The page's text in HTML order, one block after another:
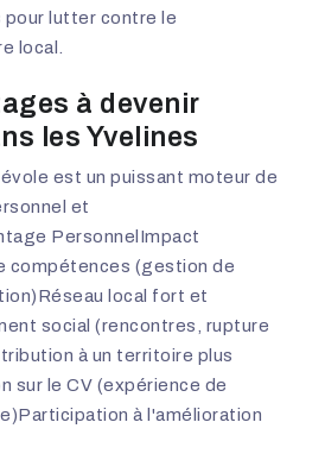
pour lutter contre le
local.
à devenir
les Yvelines
est un puissant moteur de
et
PersonnelImpact
compétences (gestion de
local fort et
social (rencontres, rupture
à un territoire plus
sur le CV (expérience de
à l'amélioration